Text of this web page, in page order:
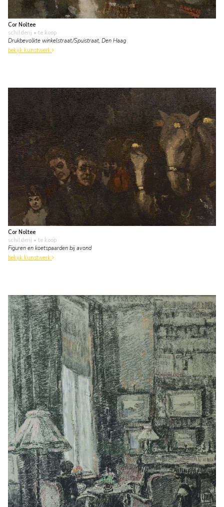
Cor Noltee
schilderij • te koop
Drukbevolkte winkelstraat/Spuistraat, Den Haag
bekijk kunstwerk
Cor Noltee
schilderij • te koop
Figuren en koetspaarden bij avond
bekijk kunstwerk